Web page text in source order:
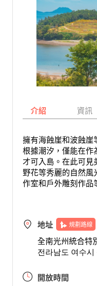
介紹 資訊
擁有海蝕崖和波蝕崖
根據潮汐，僅能在
才可入島。在此可見
野花等秀麗的自然
作室和戶外雕刻作品
地址 規劃路線
全南光州統合特
전라남도 여수시
開放時間